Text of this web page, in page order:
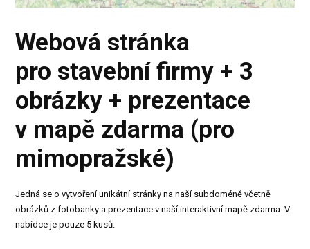
Webová stránka
pro stavební firmy + 3
obrázky + prezentace
v mapě zdarma (pro
mimopražské)
Jedná se o vytvoření unikátní stránky na naší subdoméně včetně
obrázků z fotobanky a prezentace v naší interaktivní mapě zdarma. V
nabídce je pouze 5 kusů.